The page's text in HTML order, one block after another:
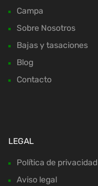
Campa
Sobre Nosotros
Bajas y tasaciones
Blog
Contacto
LEGAL
Política de privacidad
Aviso legal